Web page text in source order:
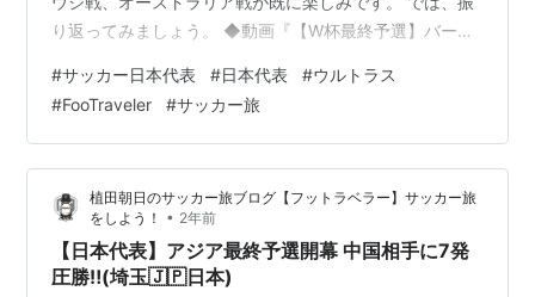
り返ってみましょう。 ◆動画『【W杯最終予選】バーレ
ンTV) ◆久しぶりの中東アウェイ ◆バーレーン人タダ。
日本人3500円。 ◆日本強すぎ問題！？ ◆日本人がアウ
ェイに行かない時代 ◆懐かしのチャントが大復活‼️ ◆ま
とめ 植田朝日 / Asahi UEDA 2024年9月10日(火) ワール
ドカップ アジア3次予選 バーレ…
#サッカー日本代表 #日本代表 #ウルトラス
#FooTraveler #サッカー旅
植田朝日のサッカー旅ブログ【フットラベラー】サッカー旅
をしよう！
• 2年前
【日本代表】アジア最終予選開幕 中国相手に7発
圧勝‼️(埼玉🇯🇵日本)